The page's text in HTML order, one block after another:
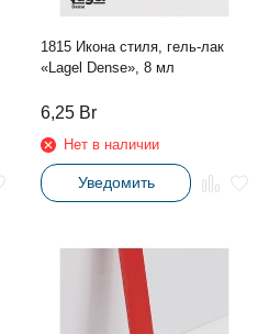
1815 Икона стиля, гель-лак
«Lagel Dense», 8 мл
6,25 Br
Нет в наличии
Уведомить